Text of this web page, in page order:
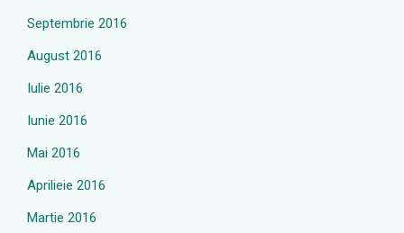
Septembrie 2016
August 2016
Iulie 2016
Iunie 2016
Mai 2016
Aprilieie 2016
Martie 2016